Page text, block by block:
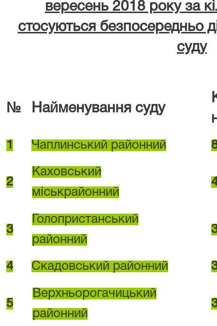
вересень2018 року за
стосуються безпосередньо
суду
№ Найменування суду
1 Чаплинський районний
2
Каховський
міськрайонний
3
Голопристанський
районний
4 Скадовський районний
5
Верхньорогачицький
районний